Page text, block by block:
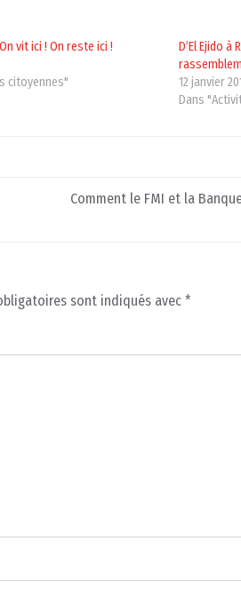
vit ici ! On reste ici !
citoyennes"
D’El Ejido à
12 janvier
Dans
Comment le FMI et la
sont indiqués avec *